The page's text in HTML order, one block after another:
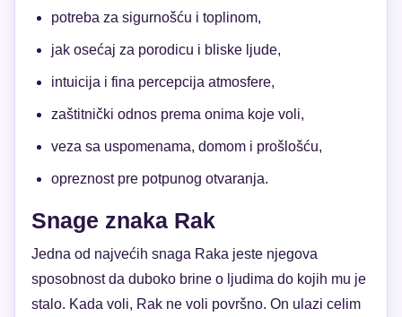
potreba za sigurnošću i toplinom,
jak osećaj za porodicu i bliske ljude,
intuicija i fina percepcija atmosfere,
zaštitnički odnos prema onima koje voli,
veza sa uspomenama, domom i prošlošću,
opreznost pre potpunog otvaranja.
Snage znaka Rak
Jedna od najvećih snaga Raka jeste njegova
sposobnost da duboko brine o ljudima do kojih mu je
stalo. Kada voli, Rak ne voli površno. On ulazi celim